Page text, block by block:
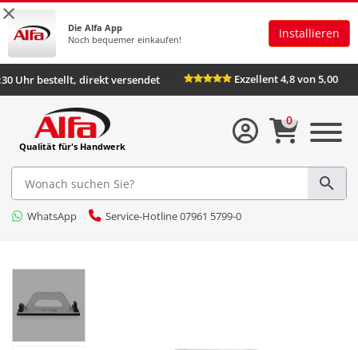
×
Die Alfa App
Noch bequemer einkaufen!
Installieren
Uhr bestellt, direkt versendet Exzellent 4,8 von 5,00
Qualität für's Handwerk
WhatsApp Service-Hotline 07961 5799-0
0